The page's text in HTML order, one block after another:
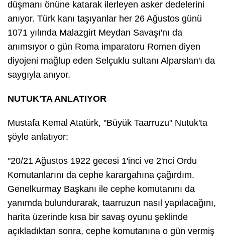
düşmanı önüne katarak ilerleyen asker dedelerini
anıyor. Türk kanı taşıyanlar her 26 Ağustos günü
1071 yılında Malazgirt Meydan Savaşı'nı da
anımsıyor o gün Roma imparatoru Romen diyen
diyojeni mağlup eden Selçuklu sultanı Alparslan'ı da
saygıyla anıyor.
NUTUK'TA ANLATIYOR
Mustafa Kemal Atatürk, "Büyük Taarruzu" Nutuk'ta
şöyle anlatıyor:
"20/21 Ağustos 1922 gecesi 1'inci ve 2'nci Ordu
Komutanlarını da cephe karargahına çağırdım.
Genelkurmay Başkanı ile cephe komutanını da
yanımda bulundurarak, taarruzun nasıl yapılacağını,
harita üzerinde kısa bir savaş oyunu şeklinde
açıkladıktan sonra, cephe komutanına o gün vermiş